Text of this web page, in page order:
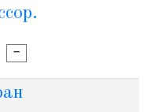
-